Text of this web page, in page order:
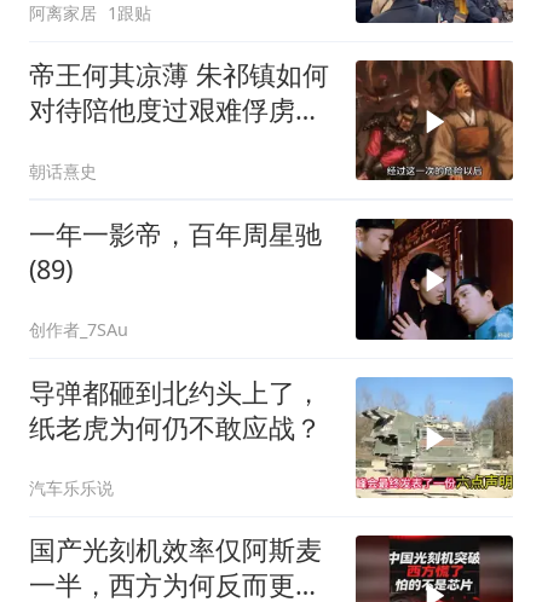
了
阿离家居 1跟贴
帝王何其凉薄 朱祁镇如何
对待陪他度过艰难俘虏生
朝话熹史
一年一影帝，百年周星驰
(89)
创作者_7SAu
导弹都砸到北约头上了，
纸老虎为何仍不敢应战？
汽车乐乐说
国产光刻机效率仅阿斯麦
一半，西方为何反而更